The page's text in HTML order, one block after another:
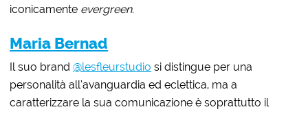
iconicamente evergreen.
Maria Bernad
Il suo brand@lesfleurstudio si distingue per una
personalità all’avanguardia ed eclettica, ma a
caratterizzare la sua comunicazione è soprattutto il